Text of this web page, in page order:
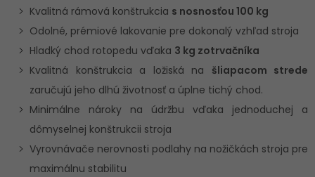
Kvalitná rámová konštrukcia s nosnosťou 100 kg
Odolné, prémiové lakovanie pre dokonalý vzhľad stroja
Hladký chod rotopedu vďaka 3 kg zotrvačníka
Kvalitná konštrukcia a ložiská na šliapacom strede
zaručujú jeho dlhú životnosť a úplne tichý chod.
Minimálne nároky na údržbu vďaka jednoduchej a
dômyselnej konštrukcii stroja
Vyrovnávače nerovnosti podlahy na nožičkách stroja pre
maximálnu stabilitu